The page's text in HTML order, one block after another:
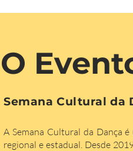
O
Semana Cultural da
A Semana Cultural da Dança
regional e estadual. Desde